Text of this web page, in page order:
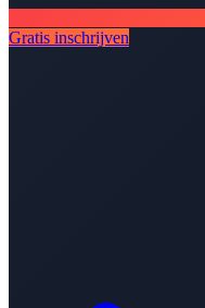
Gratis inschrijven